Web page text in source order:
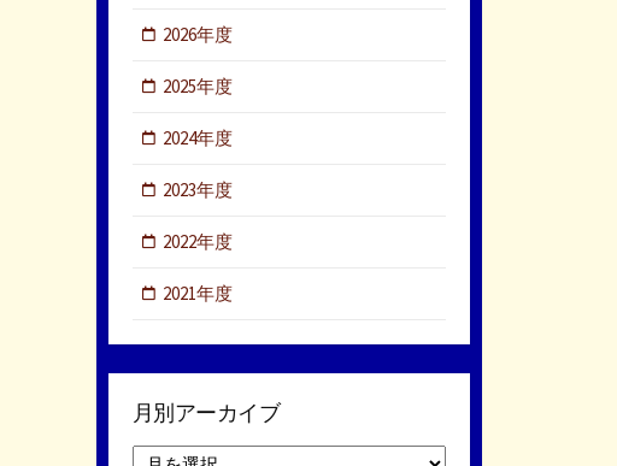
2026年度
2025年度
2024年度
2023年度
2022年度
2021年度
月別アーカイブ